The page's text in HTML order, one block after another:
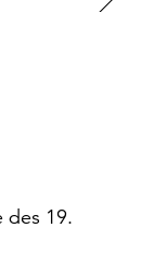
des 19.